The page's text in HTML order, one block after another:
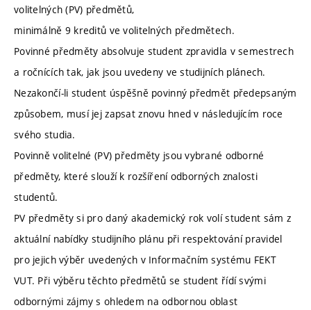
volitelných (PV) předmětů,
minimálně 9 kreditů ve volitelných předmětech.
Povinné předměty absolvuje student zpravidla v semestrech
a ročnících tak, jak jsou uvedeny ve studijních plánech.
Nezakončí-li student úspěšně povinný předmět předepsaným
způsobem, musí jej zapsat znovu hned v následujícím roce
svého studia.
Povinně volitelné (PV) předměty jsou vybrané odborné
předměty, které slouží k rozšíření odborných znalosti
studentů.
PV předměty si pro daný akademický rok volí student sám z
aktuální nabídky studijního plánu při respektování pravidel
pro jejich výběr uvedených v Informačním systému FEKT
VUT. Při výběru těchto předmětů se student řídí svými
odbornými zájmy s ohledem na odbornou oblast